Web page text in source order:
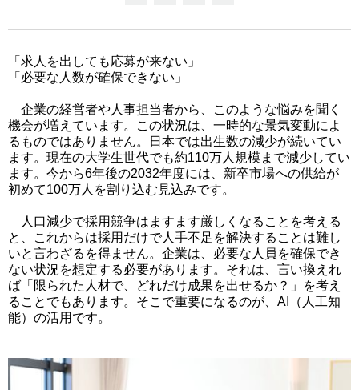
「求人を出しても応募が来ない」
「必要な人数が確保できない」
企業の経営者や人事担当者から、このような悩みを聞く
機会が増えています。この状況は、一時的な景気変動によ
るものではありません。日本では出生数の減少が続いてい
ます。現在の大学生世代でも約110万人規模まで減少してい
ます。今から6年後の2032年度には、新卒市場への供給が
初めて100万人を割り込む見込みです。
人口減少で採用競争はますます厳しくなることを考える
と、これからは採用だけで人手不足を解決することは難し
いと言わざるを得ません。企業は、必要な人員を確保でき
ない状況を想定する必要があります。それは、言い換えれ
ば「限られた人材で、どれだけ成果を出せるか？」を考え
ることでもあります。そこで重要になるのが、AI（人工知
能）の活用です。